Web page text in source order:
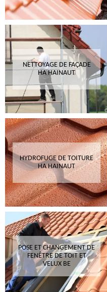
NETTOYAGE DE FAÇADE
HA HAINAUT
HYDROFUGE DE TOITURE
HA HAINAUT
POSE ET CHANGEMENT DE
FENÊTRE DE TOIT ET
VELUX BE